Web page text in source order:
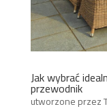
Jak wybrać
przewodnik
utworzone przez